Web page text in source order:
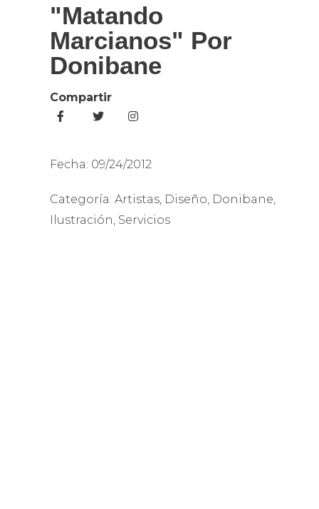
"Matando
Marcianos" Por
Donibane
Compartir
Fecha: 09/24/2012
Categoría: Artistas Diseño Donibane
Ilustración Servicios